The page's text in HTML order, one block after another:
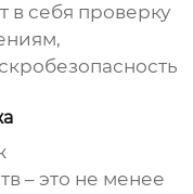
в себя проверку
– это не менее